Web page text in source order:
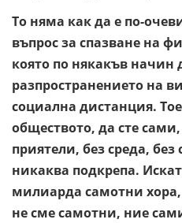
То няма как да е по-
въпрос за спазване на
която по някакъв начин
разпространението на
социална дистанция.
обществото, да сте
приятели, без среда,
никаква подкрепа.
милиарда самотни
не сме самотни, ние